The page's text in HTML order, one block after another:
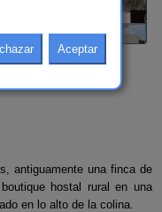
antiguamente una finca de
hostal rural en una
en lo alto de la colina.